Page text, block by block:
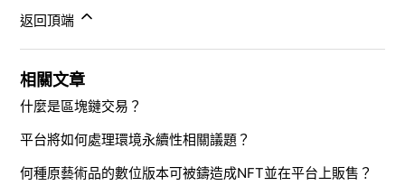
返回頂端
相關文章
什麼是區塊鏈交易？
平台將如何處理環境永續性相關議題？
何種原藝術品的數位版本可被鑄造成NFT並在平台上販售？